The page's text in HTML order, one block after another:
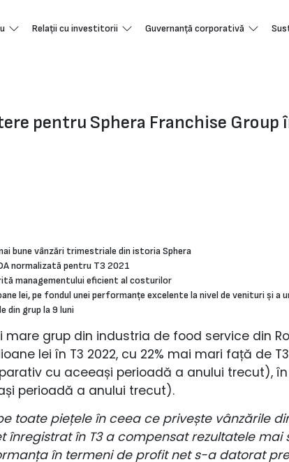
Relații cu investitorii Guvernanță corporativă
pentru Sphera Franchise Group
bune vânzări trimestriale din istoria Sphera
normalizată pentru T3 2021
managementului eficient al costurilor
lei, pe fondul unei performanțe excelente la nivel de venituri și a
din grup la 9 luni
mare grup din industria de food service din
lei în T3 2022, cu 22% mai mari față de
cu aceeași perioadă a anului trecut),
perioadă a anului trecut).
toate piețele în ceea ce privește vânzările
în T3 a compensat rezultatele mai
în termeni de profit net s-a datorat